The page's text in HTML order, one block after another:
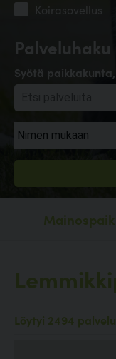
Palveluhaku
Syötä
Koirasovellus
Löytyi 2494